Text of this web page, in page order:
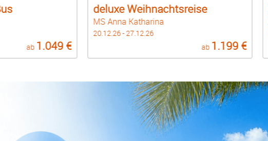
ab 1.049 €
deluxe Weihnachtsreise
MS Anna Katharina
20.12.26 - 27.12.26
ab 1.199 €